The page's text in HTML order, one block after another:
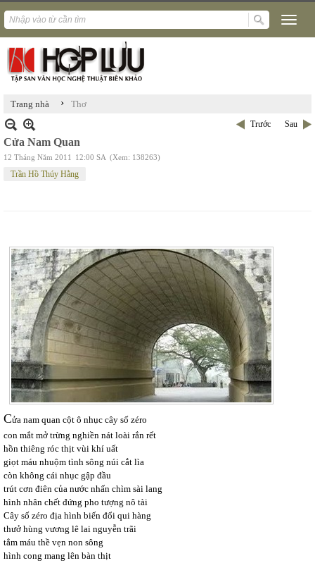
Trang nhà › Thơ
Trước Sau
Cửa Nam Quan
12 Tháng Năm 2011 12:00 SA (Xem: 138263)
Trần Hồ Thúy Hằng
Cửa nam quan cột ô nhục cây số zéro
con mắt mở trừng nghiền nát loài rắn rết
hồn thiêng róc thịt vùi khí uất
giọt máu nhuộm tình sông núi cắt lìa
còn không cái nhục gập đầu
trút cơn điên của nước nhấn chìm sài lang
hình nhân chết đứng pho tượng nô tài
Cây số zéro địa hình biến đổi qui hàng
thưở hùng vương lê lai nguyễn trãi
tắm máu thề vẹn non sông
hình cong mang lên bàn thịt